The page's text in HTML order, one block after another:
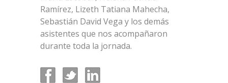
Ramírez, Lizeth Tatiana Mahecha,
Sebastián David Vega y los demás
asistentes que nos acompañaron
durante toda la jornada.